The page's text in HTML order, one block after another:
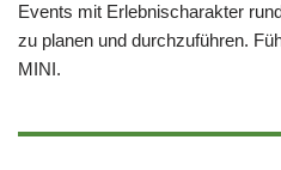
Events mit Erlebnischarakter
zu planen und durchzuführen.
MINI.